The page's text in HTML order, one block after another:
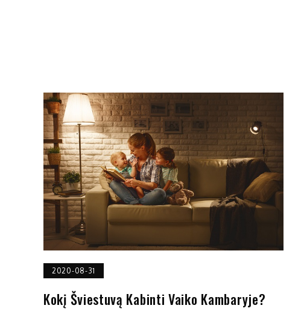
2020-08-31
Kokį Šviestuvą Kabinti Vaiko Kambaryje?